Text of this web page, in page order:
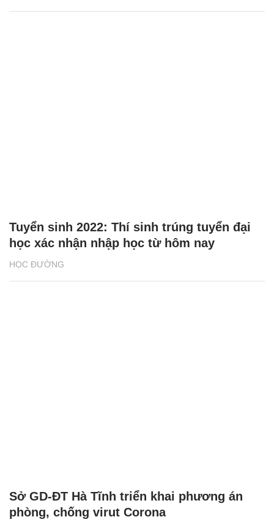
HỌC ĐƯỜNG
Tuyển sinh 2022: Thí sinh trúng tuyển đại
học xác nhận nhập học từ hôm nay
Sở GD-ĐT Hà Tĩnh triển khai phương án
phòng, chống virut Corona